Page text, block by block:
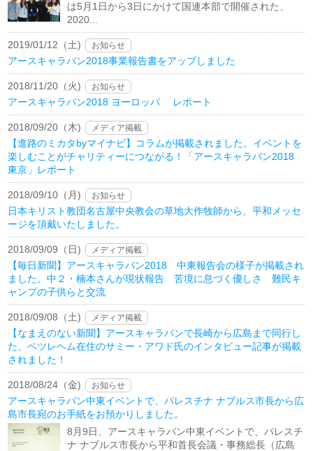
は5月1日から3日にかけて国連本部で開催された、
2020...
2019/01/12（土) お知らせ
アースキャラバン2018事業報告書をアップしました
2018/11/20（火) お知らせ
アースキャラバン2018 ヨーロッパ レポート
2018/09/20（木) メディア掲載
【進路のミカタbyマイナビ】コラムが掲載されました。イベントを
楽しむことがチャリティーにつながる！「アースキャラバン2018
東京」レポート
2018/09/10（月) お知らせ
日本キリスト教団名古屋中央教会の草地大作牧師から、平和メッセ
ージを頂戴いたしました。
2018/09/09（日) メディア掲載
【毎日新聞】アースキャラバン2018 中東報告会の様子が掲載され
ました。中２・楠本さんが現状報告 苦境に息づく優しさ 難民キ
ャンプの子供らと交流
2018/09/08（土) メディア掲載
【なまえのない新聞】アースキャラバンで長崎から広島まで同行し
た、ベツレヘム在住のサミー・アワド氏のインタビュー記事が掲載
されました！
2018/08/24（金) お知らせ
アースキャラバン中東イベントで、パレスチナ ナブルス市長から広
島市長宛のお手紙をお預かりしました。
8月9日、アースキャラバン中東イベントで、パレスチ
ナ ナブルス市長から平和首長会議・事務総長（広島